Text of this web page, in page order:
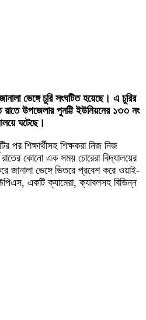
ভেঙ্গে চুরি সংঘটিত হয়েছে। এ চুরির
রাতে উপজেলার পুনট্টি ইউনিয়নের ১৩৩ নং
ঘটেছে।
পর শিক্ষার্থীসহ শিক্ষকরা নিজ নিজ
কোনো এক সময় চোরেরা বিদ্যালয়ের
জানালা ভেঙ্গে ভিতরে প্রবেশ করে ওয়াই-
একটি ক্যামেরা, ক্যাবলসহ বিভিন্ন